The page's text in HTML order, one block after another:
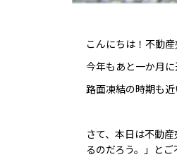
こんにちは！不動
今年もあと一か月
路面凍結の時期も
さて、本日は不動
るのだろう。」と